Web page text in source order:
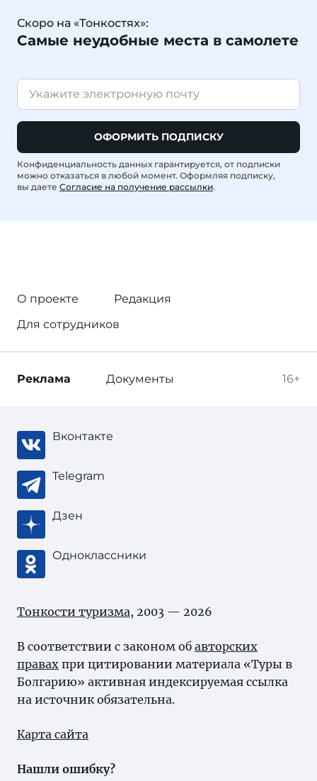
Скоро на «Тонкостях»:
Самые неудобные места в самолете
ОФОРМИТЬ ПОДПИСКУ
Конфиденциальность данных гарантируется, от подписки
можно отказаться в любой момент. Оформляя подписку,
вы даете Согласие на получение рассылки.
О проекте
Редакция
Для сотрудников
16+
Реклама Документы
Вконтакте
Telegram
Дзен
Одноклассники
Тонкости туризма, 2003 — 2026
В соответствии с законом об авторских
правах при цитировании материала «Туры в
Болгарию» активная индексируемая ссылка
на источник обязательна.
Карта сайта
Нашли ошибку?